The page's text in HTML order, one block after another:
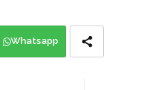
Whatsapp